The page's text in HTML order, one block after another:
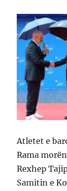
Atletet e
Rama
Rexhep
Samitin e